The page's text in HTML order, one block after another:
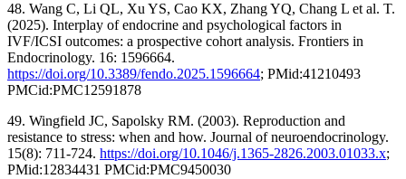
48. Wang C, Li QL, Xu YS, Cao KX, Zhang YQ, Chang L et al. T.
(2025). Interplay of endocrine and psychological factors in
IVF/ICSI outcomes: a prospective cohort analysis. Frontiers in
Endocrinology. 16: 1596664.
https://doi.org/10.3389/fendo.2025.1596664; PMid:41210493
PMCid:PMC12591878
49. Wingfield JC, Sapolsky RM. (2003). Reproduction and
resistance to stress: when and how. Journal of neuroendocrinology.
15(8): 711-724. https://doi.org/10.1046/j.1365-2826.2003.01033.x;
PMid:12834431 PMCid:PMC9450030